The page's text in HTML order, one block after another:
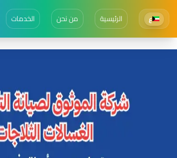
ع الرئيسية من نحن الخدمات